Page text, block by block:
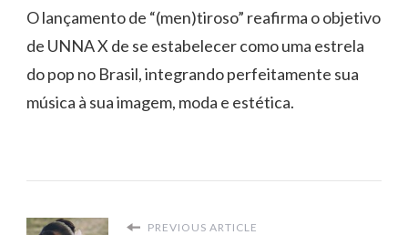
O lançamento de “(men)tiroso” reafirma o objetivo
de UNNA X de se estabelecer como uma estrela
do pop no Brasil, integrando perfeitamente sua
música à sua imagem, moda e estética.
PREVIOUS ARTICLE